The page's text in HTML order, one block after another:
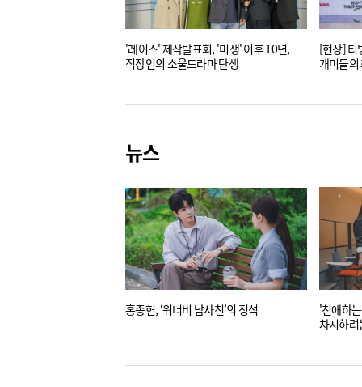
'레이스' 제작발표회, '미생' 이후 10년,
직장인의 소울드라마 탄생
[현장] 티
개미들의
뉴스
홍종현, ‘워너비 남사친’의 정석
'친애하
차지하려